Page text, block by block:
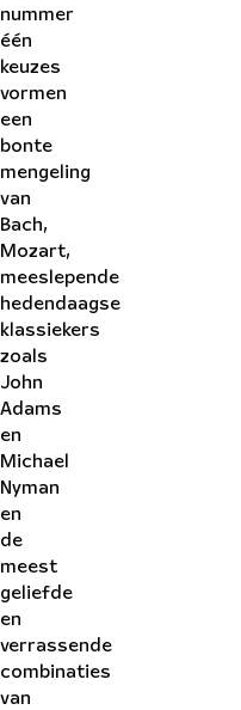
nummer
één
keuzes
vormen
een
bonte
mengeling
van
Bach,
Mozart,
meeslepende
hedendaagse
klassiekers
zoals
John
Adams
en
Michael
Nyman
en
de
meest
geliefde
en
verrassende
combinaties
van